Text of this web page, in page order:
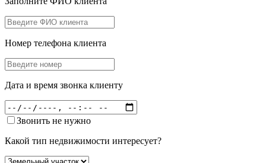
Номер телефона клиента
Дата и время звонка клиенту
Звонить не нужно
Какой тип недвижимости интересует?